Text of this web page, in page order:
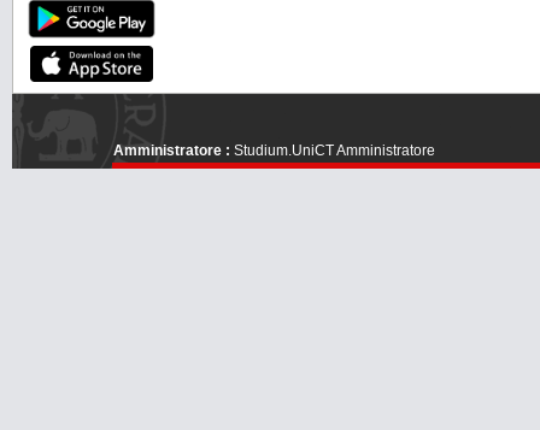
Amministratore : Studium.UniCT Amministratore